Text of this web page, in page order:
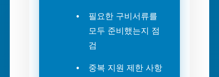
필요한 구비서류를
모두 준비했는지 점
검
중복 지원 제한 사항